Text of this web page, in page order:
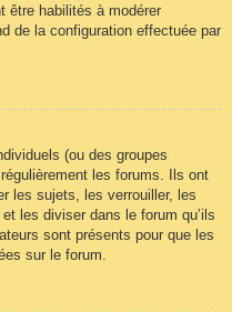
être habilités à modérer
de la configuration effectuée par
(ou des groupes
les forums. Ils ont
les sujets, les verrouiller, les
les diviser dans le forum qu’ils
sont présents pour que les
sur le forum.